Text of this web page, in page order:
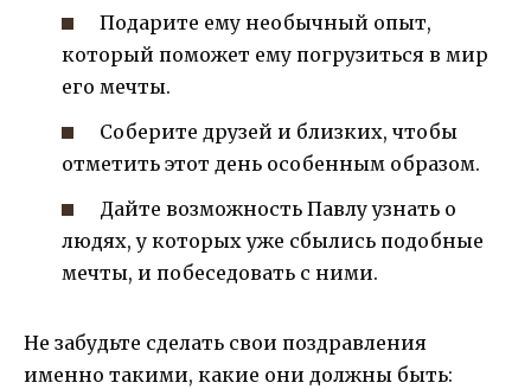
Подарите ему необычный опыт,
который поможет ему погрузиться в мир
его мечты.
Соберите друзей и близких, чтобы
отметить этот день особенным образом.
Дайте возможность Павлу узнать о
людях, у которых уже сбылись подобные
мечты, и побеседовать с ними.
Не забудьте сделать свои поздравления
именно такими, какие они должны быть: